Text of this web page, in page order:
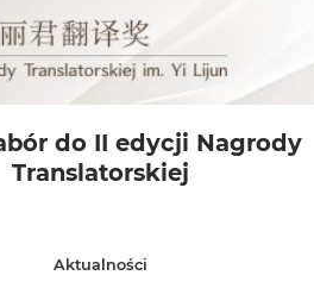
do II edycji Nagrody
Translatorskiej
Aktualności